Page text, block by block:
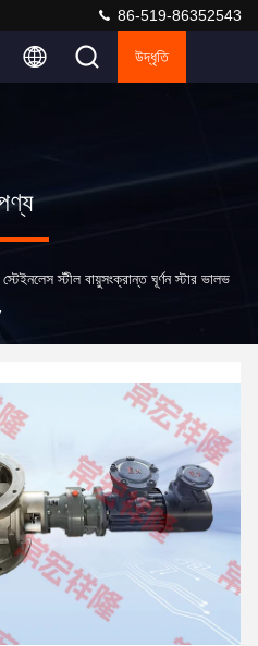
86-519-86352543
উদ্ধৃতি
স্টেইনলেস স্টীল বায়ুসংক্রান্ত ঘূর্ণন স্টার ভালভ